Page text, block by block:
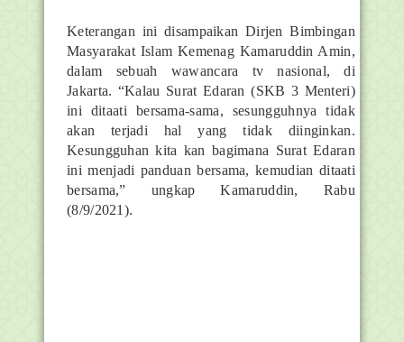
Keterangan ini disampaikan Dirjen Bimbingan
Masyarakat Islam Kemenag Kamaruddin Amin,
dalam sebuah wawancara tv nasional, di
Jakarta. “Kalau Surat Edaran (SKB 3 Menteri)
ini ditaati bersama-sama, sesungguhnya tidak
akan terjadi hal yang tidak diinginkan.
Kesungguhan kita kan bagimana Surat Edaran
ini menjadi panduan bersama, kemudian ditaati
bersama,” ungkap Kamaruddin, Rabu
(8/9/2021).